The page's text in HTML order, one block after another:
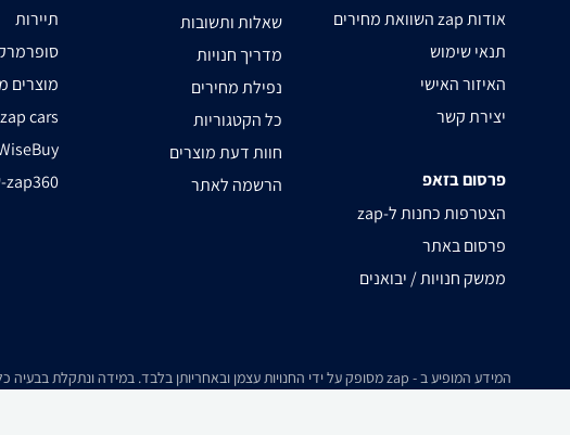
השוואת מחירים zap אודות
תנאי שימוש
האיזור האישי
יצירת קשר
פרסום בזאפ
zap-הצטרפות כחנות ל
פרסום באתר
ממשק חנויות / יבואנים
שאלות ותשובות
מדריך חנויות
נפילת מחירים
כל הקטגוריות
חוות דעת מוצרים
הרשמה לאתר
תיירות
מוצרים
zap cars
שיווק לעסקים-zap360
המידע המופיע ב - zap מסופק על ידי החנויות עצמן ובאחריותן בלבד. במידה ונתקלת בבעיה כלשהי בנתונים המוצגים באתר, אנא שלח אלינו הודעה ואנו נטפל בעניין.
חלק מהתמונות והתכנים המופיעים באתר זה הוכנו בעזרת מחוללי בינה מלאכותית. אם